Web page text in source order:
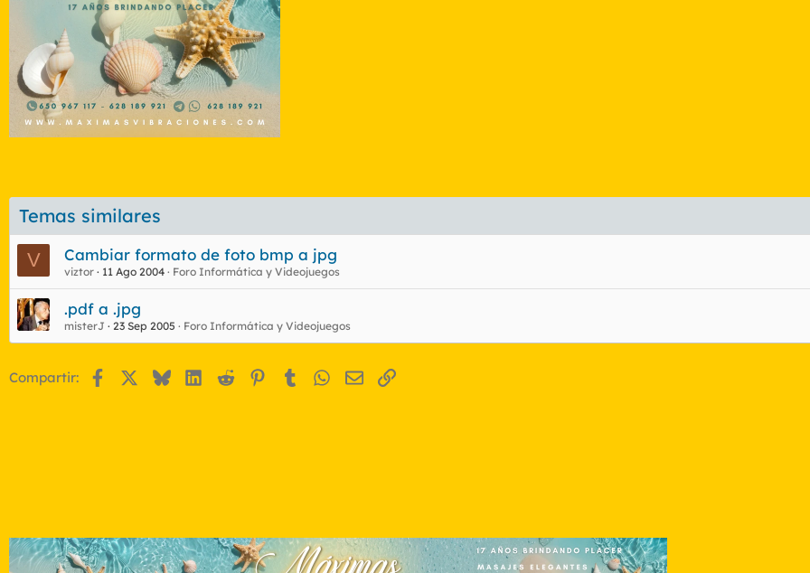
Temas similares
V
Cambiar formato de foto bmp a jpg
viztor 11 Ago 2004 Foro Informática y Videojuegos
.pdf a .jpg
misterJ 23 Sep 2005 Foro Informática y Videojuegos
Compartir: FacebookBlueskyLinkedIn
Reddit Pinterest
Tumblr WhatsApp
EmailEnlace